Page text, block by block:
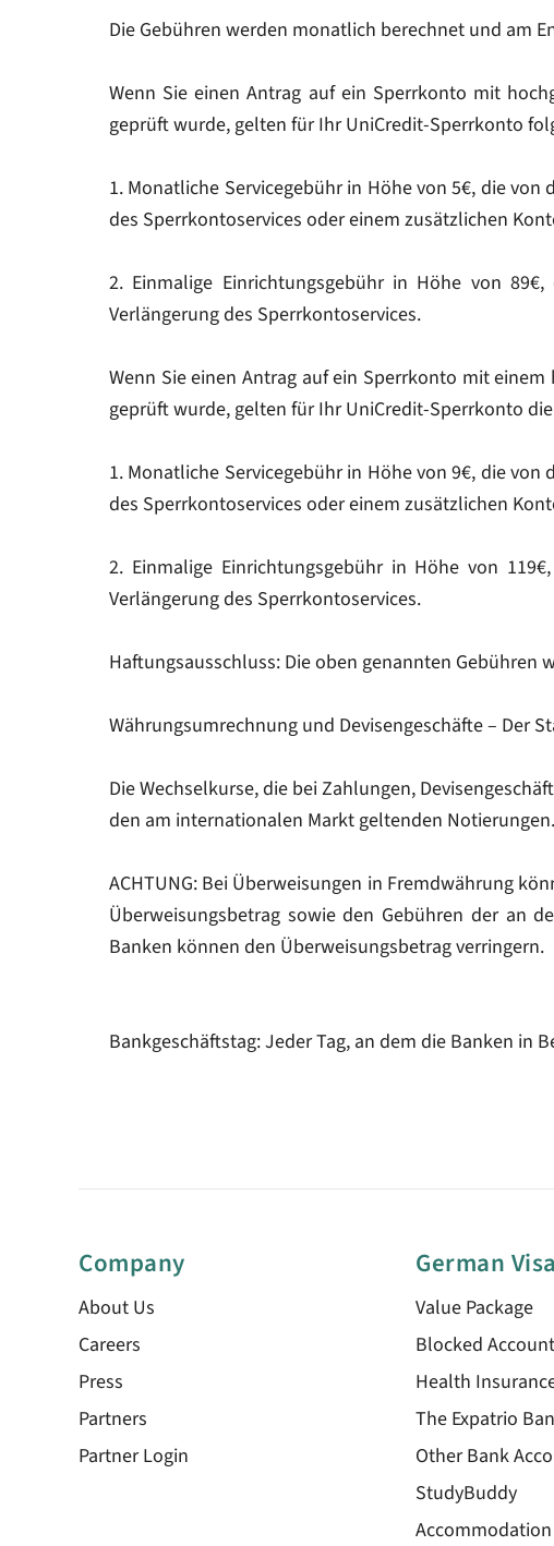
Die Gebühren werden monatlich berechnet und am
Wenn Sie einen Antrag auf ein Sperrkonto mit
geprüft wurde, gelten für Ihr UniCredit-Sperrkonto
1. Monatliche Servicegebühr in Höhe von 5€, die
des Sperrkontoservices oder einem zusätzlichen
2. Einmalige Einrichtungsgebühr in Höhe von
Verlängerung des Sperrkontoservices.
Wenn Sie einen Antrag auf ein Sperrkonto mit
geprüft wurde, gelten für Ihr UniCredit-Sperrkonto
1. Monatliche Servicegebühr in Höhe von 9€, die
des Sperrkontoservices oder einem zusätzlichen
2. Einmalige Einrichtungsgebühr in Höhe von
Verlängerung des Sperrkontoservices.
Haftungsausschluss: Die oben genannten
Währungsumrechnung und Devisengeschäfte – Der
Die Wechselkurse, die bei Zahlungen,
den am internationalen Markt geltenden
ACHTUNG: Bei Überweisungen in Fremdwährung
Überweisungsbetrag sowie den Gebühren der an
Banken können den Überweisungsbetrag verringern.
Bankgeschäftstag: Jeder Tag, an dem die Banken
Company
About Us
Careers
Press
Partners
Partner Login
German
Value Package
Blocked Account
Health
The Expatrio
Other Bank
StudyBuddy
Accommodation